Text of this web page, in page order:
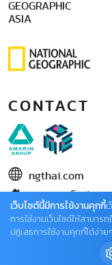
GEOGRAPHIC
ASIA
CONTACT
ngthai.com
ในเครือ บริษัท อมรินท
02 422 9999 ต่อ
ติดต่อแจ้งปัญหาหรือร้อ
เว็บไซต์นี้มีการใช้งานคุกกี้
การใช้งานเว็บไซต์ให้สามา
ปฏิเสธการใช้งานคุกกี้ได้ง่า